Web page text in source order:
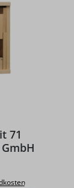
71